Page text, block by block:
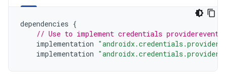
dependencies {
// Use to implement credentials
implementation
implementation